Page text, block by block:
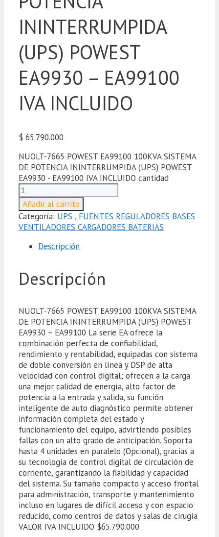
ININTERRUMPIDA
(UPS) POWEST
EA9930 – EA99100
IVA INCLUIDO
$ 65.790.000
NUOLT-7665 POWEST EA99100 100KVA SISTEMA
DE POTENCIA ININTERRUMPIDA (UPS) POWEST
EA9930 - EA99100 IVA INCLUIDO cantidad
Añadir al carrito
Categoría: UPS , FUENTES REGULADORES BASES
VENTILADORES CARGADORES BATERIAS
Descripción
Descripción
NUOLT-7665 POWEST EA99100 100KVA SISTEMA
DE POTENCIA ININTERRUMPIDA (UPS) POWEST
EA9930 – EA99100 La serie EA ofrece la
combinación perfecta de confiabilidad,
rendimiento y rentabilidad, equipadas con sistema
de doble conversión en línea y DSP de alta
velocidad con control digital; ofrecen a la carga
una mejor calidad de energía, alto factor de
potencia a la entrada y salida, su función
inteligente de auto diagnóstico permite obtener
información completa del estado y
funcionamiento del equipo, advirtiendo posibles
fallas con un alto grado de anticipación. Soporta
hasta 4 unidades en paralelo (Opcional), gracias a
su tecnología de control digital de circulación de
corriente, garantizando la fiabilidad y capacidad
del sistema. Su tamaño compacto y acceso frontal
para administración, transporte y mantenimiento
incluso en lugares de difícil acceso y con espacio
reducido, como centros de datos y salas de cirugía
VALOR IVA INCLUIDO $65.790.000